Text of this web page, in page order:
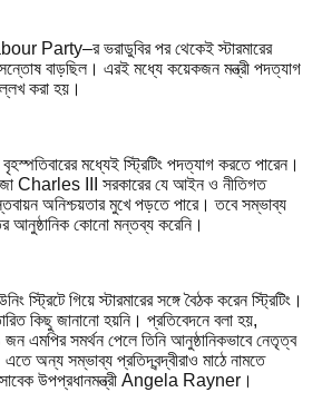
Party–র ভরাডুবির পর থেকেই স্টারমারের
বাড়ছিল। এরই মধ্যে কয়েকজন মন্ত্রী পদত্যাগ
করা হয়।
মধ্যেই স্ট্রিটিং পদত্যাগ করতে পারেন।
রাজা Charles III সরকারের যে আইন ও নীতিগত
অনিশ্চয়তার মুখে পড়তে পারে। তবে সম্ভাব্য
আনুষ্ঠানিক কোনো মন্তব্য করেনি।
স্ট্রিটে গিয়ে স্টারমারের সঙ্গে বৈঠক করেন স্ট্রিটিং।
কিছু জানানো হয়নি। প্রতিবেদনে বলা হয়,
জন এমপির সমর্থন পেলে তিনি আনুষ্ঠানিকভাবে নেতৃত্ব
এতে অন্য সম্ভাব্য প্রতিদ্বন্দ্বীরাও মাঠে নামতে
সাবেক উপপ্রধানমন্ত্রী Angela Rayner।